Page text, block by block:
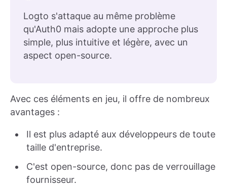
Logto s'attaque au même problème
qu'Auth0 mais adopte une approche plus
simple, plus intuitive et légère, avec un
aspect open-source.
Avec ces éléments en jeu, il offre de nombreux
avantages :
Il est plus adapté aux développeurs de toute
taille d'entreprise.
C'est open-source, donc pas de verrouillage
fournisseur.